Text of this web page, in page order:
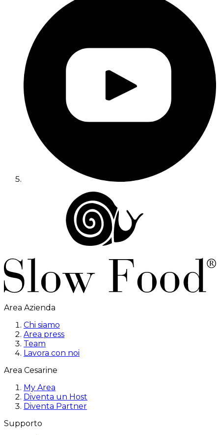
Area Azienda
Chi siamo
Area press
Team
Lavora con noi
Area Cesarine
My Area
Diventa un Host
Diventa Partner
Supporto